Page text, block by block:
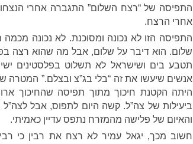
אחרי הרצח.
התפיסה הזו לא נכונה ומסוכנת. לא נכונה מכמה
שלום. הוא דיבר על שלום, אבל מה שהוא רצה
תטבע בים ושישראל לא תשלוט בפלסטינים
אנשים שיעשו את זה “בלי בג”צ ובצלם.” המטרה
היתה הקטנת חיכוך מתוך תפיסה שהחיכוך
ביעילות של צה”ל. קשה היום לתפוס, אבל לצה”ל
והאיום של פלישה מהמזרח נתפס עדיין כאמיתי.
חשוב מכך, יגאל עמיר לא רצח את רבין כי